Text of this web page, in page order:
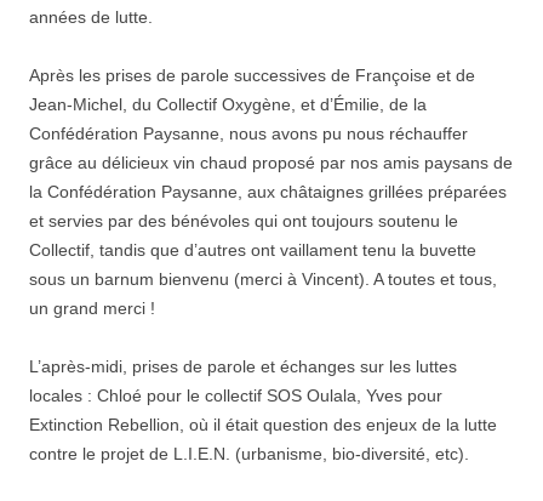
années de lutte.
Après les prises de parole successives de Françoise et de
Jean-Michel, du Collectif Oxygène, et d’Émilie, de la
Confédération Paysanne, nous avons pu nous réchauffer
grâce au délicieux vin chaud proposé par nos amis paysans de
la Confédération Paysanne, aux châtaignes grillées préparées
et servies par des bénévoles qui ont toujours soutenu le
Collectif, tandis que d’autres ont vaillament tenu la buvette
sous un barnum bienvenu (merci à Vincent). A toutes et tous,
un grand merci !
L’après-midi, prises de parole et échanges sur les luttes
locales : Chloé pour le collectif SOS Oulala, Yves pour
Extinction Rebellion, où il était question des enjeux de la lutte
contre le projet de L.I.E.N. (urbanisme, bio-diversité, etc).